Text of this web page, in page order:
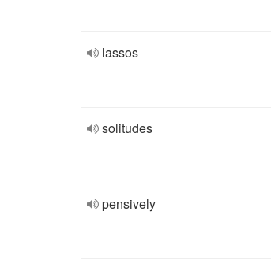
lassos
solitudes
pensively